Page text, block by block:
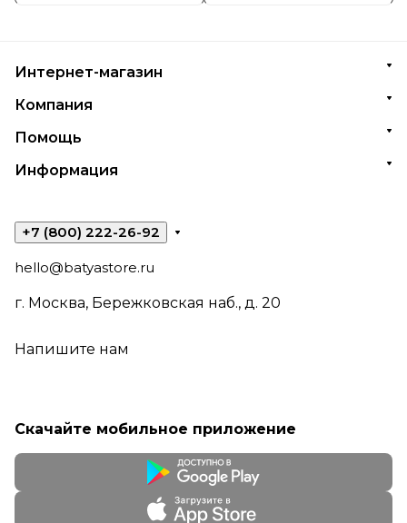
Интернет-магазин
Компания
Помощь
Информация
+7 (800) 222-26-92
hello@batyastore.ru
г. Москва, Бережковская наб., д. 20
Напишите нам
Скачайте мобильное приложение